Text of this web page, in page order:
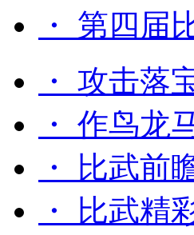
・ 第四届
・ 攻击落
・ 作鸟龙
・ 比武前
・ 比武精